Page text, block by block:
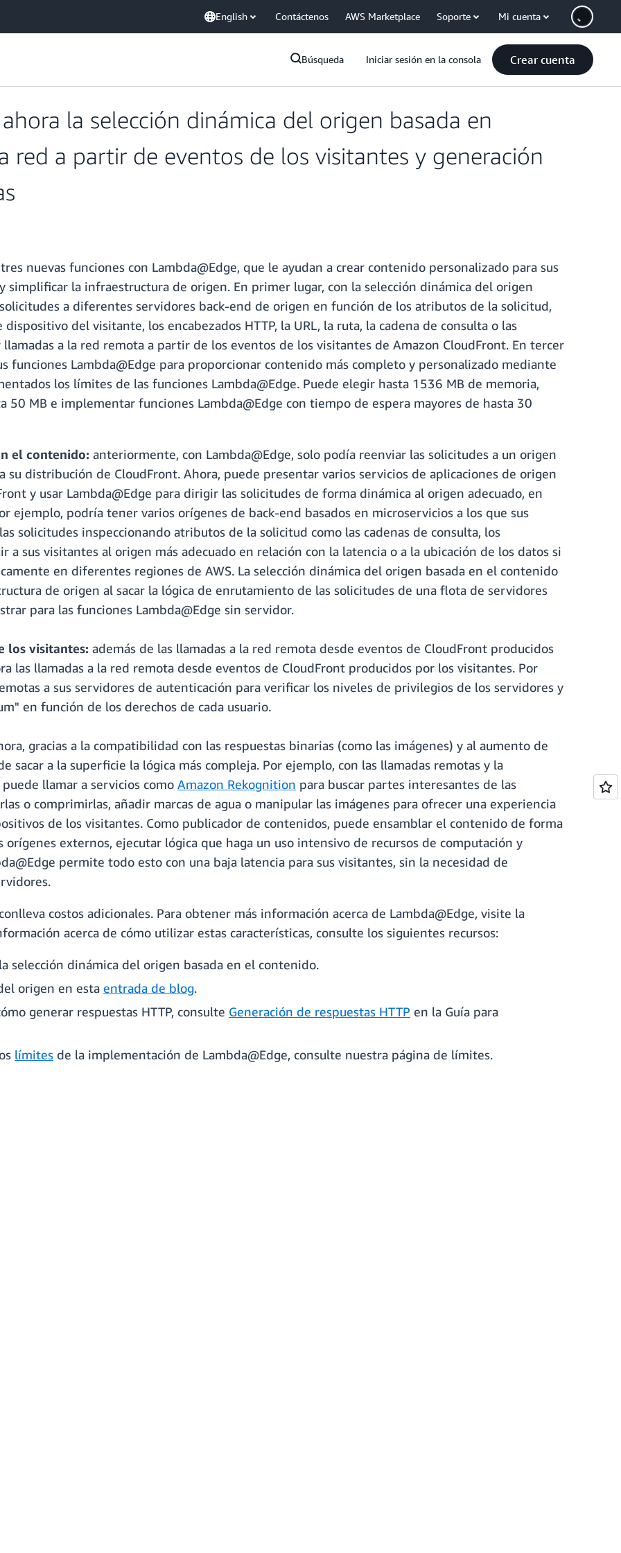
English Contáctenos AWS Marketplace Soporte Mi cuenta
Búsqueda Iniciar sesión en la consola Crear cuenta
la selección dinámica del origen basada en
red a partir de eventos de los visitantes y generación
nuevas funciones con Lambda@Edge, que le ayudan a crear contenido personalizado para sus
simplificar la infraestructura de origen. En primer lugar, con la selección dinámica del origen
a diferentes servidores back-end de origen en función de los atributos de la solicitud,
del visitante, los encabezados HTTP, la URL, la ruta, la cadena de consulta o las
a la red remota a partir de los eventos de los visitantes de Amazon CloudFront. En tercer
funciones Lambda@Edge para proporcionar contenido más completo y personalizado mediante
los límites de las funciones Lambda@Edge. Puede elegir hasta 1536 MB de memoria,
50 MB e implementar funciones Lambda@Edge con tiempo de espera mayores de hasta 30
el contenido: anteriormente, con Lambda@Edge, solo podía reenviar las solicitudes a un origen
distribución de CloudFront. Ahora, puede presentar varios servicios de aplicaciones de origen
y usar Lambda@Edge para dirigir las solicitudes de forma dinámica al origen adecuado, en
ejemplo, podría tener varios orígenes de back-end basados en microservicios a los que sus
solicitudes inspeccionando atributos de la solicitud como las cadenas de consulta, los
a sus visitantes al origen más adecuado en relación con la latencia o a la ubicación de los datos si
en diferentes regiones de AWS. La selección dinámica del origen basada en el contenido
de origen al sacar la lógica de enrutamiento de las solicitudes de una flota de servidores
para las funciones Lambda@Edge sin servidor.
los visitantes: además de las llamadas a la red remota desde eventos de CloudFront producidos
las llamadas a la red remota desde eventos de CloudFront producidos por los visitantes. Por
a sus servidores de autenticación para verificar los niveles de privilegios de los servidores y
en función de los derechos de cada usuario.
gracias a la compatibilidad con las respuestas binarias (como las imágenes) y al aumento de
sacar a la superficie la lógica más compleja. Por ejemplo, con las llamadas remotas y la
llamar a servicios como Amazon Rekognition para buscar partes interesantes de las
o comprimirlas, añadir marcas de agua o manipular las imágenes para ofrecer una experiencia
de los visitantes. Como publicador de contenidos, puede ensamblar el contenido de forma
externos, ejecutar lógica que haga un uso intensivo de recursos de computación y
permite todo esto con una baja latencia para sus visitantes, sin la necesidad de
costos adicionales. Para obtener más información acerca de Lambda@Edge, visite la
acerca de cómo utilizar estas características, consulte los siguientes recursos:
selección dinámica del origen basada en el contenido.
origen en esta entrada de blog.
generar respuestas HTTP, consulte Generación de respuestas HTTP en la Guía para
límites de la implementación de Lambda@Edge, consulte nuestra página de límites.